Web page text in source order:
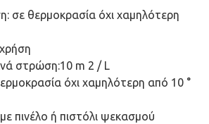
σε θερμοκρασία όχι χαμηλότερη
στρώση:10 m 2 / L
όχι χαμηλότερη από 10 °
πινέλο ή πιστόλι ψεκασμού